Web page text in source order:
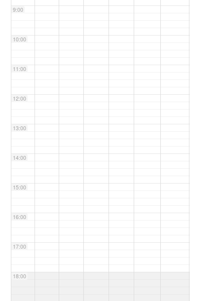
9:00
10:00
11:00
12:00
13:00
14:00
15:00
16:00
17:00
18:00